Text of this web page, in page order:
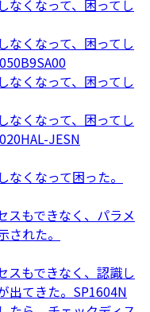
なくなって、困ってし
なくなって、困ってし
なくなって、困ってし
なくなって、困ってし
JESN
くなって困った。
スもできなく、パラメ
れた。
スもできなく、認識し
出てきた。SP1604N